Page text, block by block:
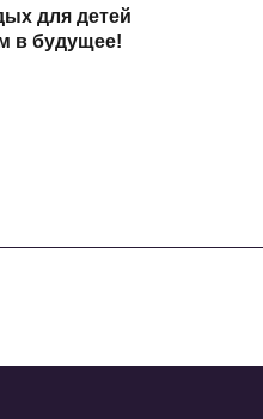
для детей
в будущее!